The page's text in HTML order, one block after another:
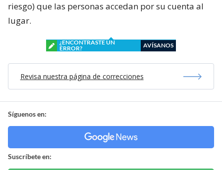
riesgo) que las personas accedan por su cuenta al
lugar.
¿ENCONTRASTE UN
ERROR?
AVÍSANOS
Revisa nuestra página de correcciones
Síguenos en:
Suscríbete en: